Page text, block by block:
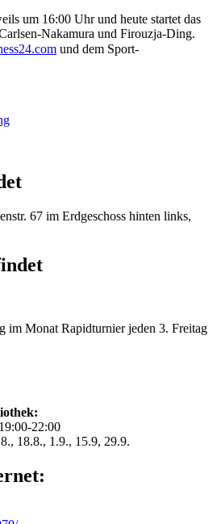
um 16:00 Uhr und heute startet das
Nakamura und Firouzja-Ding.
und dem Sport-
67 im Erdgeschoss hinten links,
im Monat Rapidturnier jeden 3. Freitag
22:00
18.8., 1.9., 15.9, 29.9.